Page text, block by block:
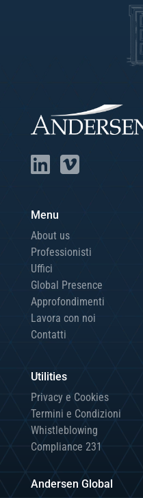
Menu
About us
Professionisti
Uffici
Global Presence
Approfondimenti
Lavora con noi
Contatti
Utilities
Privacy e Cookies
Termini e Condizioni
Whistleblowing
Compliance 231
Andersen Global